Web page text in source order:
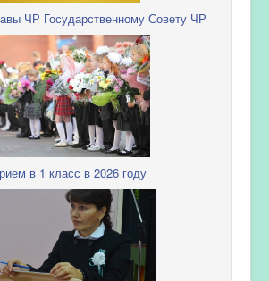
ЧР Государственному Совету ЧР
в 1 класс в 2026 году